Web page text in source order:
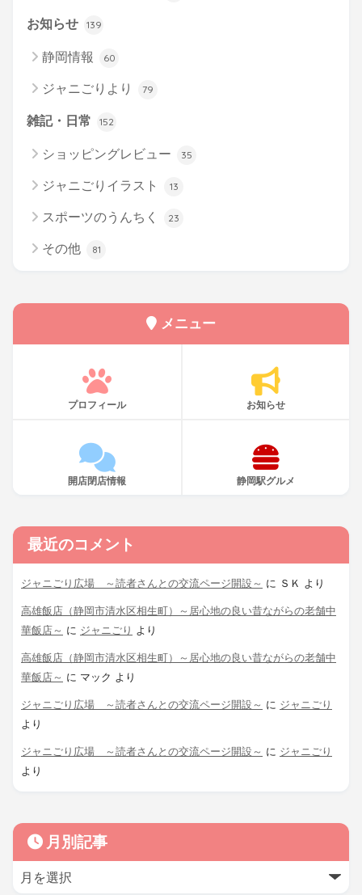
お知らせ 139
静岡情報 60
ジャニごりより 79
雑記・日常 152
ショッピングレビュー 35
ジャニごりイラスト 13
スポーツのうんちく 23
その他 81
メニュー
プロフィール お知らせ
開店閉店情報 静岡駅グルメ
最近のコメント
ジャニごり広場 ～読者さんとの交流ページ開設～ に ＳＫ より
高雄飯店（静岡市清水区相生町）～居心地の良い昔ながらの老舗中
華飯店～ に ジャニごり より
高雄飯店（静岡市清水区相生町）～居心地の良い昔ながらの老舗中
華飯店～ に マック より
ジャニごり広場 ～読者さんとの交流ページ開設～ に ジャニごり
より
ジャニごり広場 ～読者さんとの交流ページ開設～ に ジャニごり
より
月別記事